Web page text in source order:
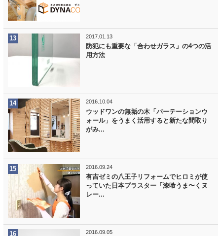
2017.01.13
防犯にも重要な「合わせガラス」の4つの活
用方法
2016.10.04
ウッドワンの無垢の木「パーテーションウ
ォール」をうまく活用すると新たな間取り
がみ...
2016.09.24
有吉ゼミの八王子リフォームでヒロミが使
っていた日本プラスター「漆喰うま〜くヌ
レー...
2016.09.05